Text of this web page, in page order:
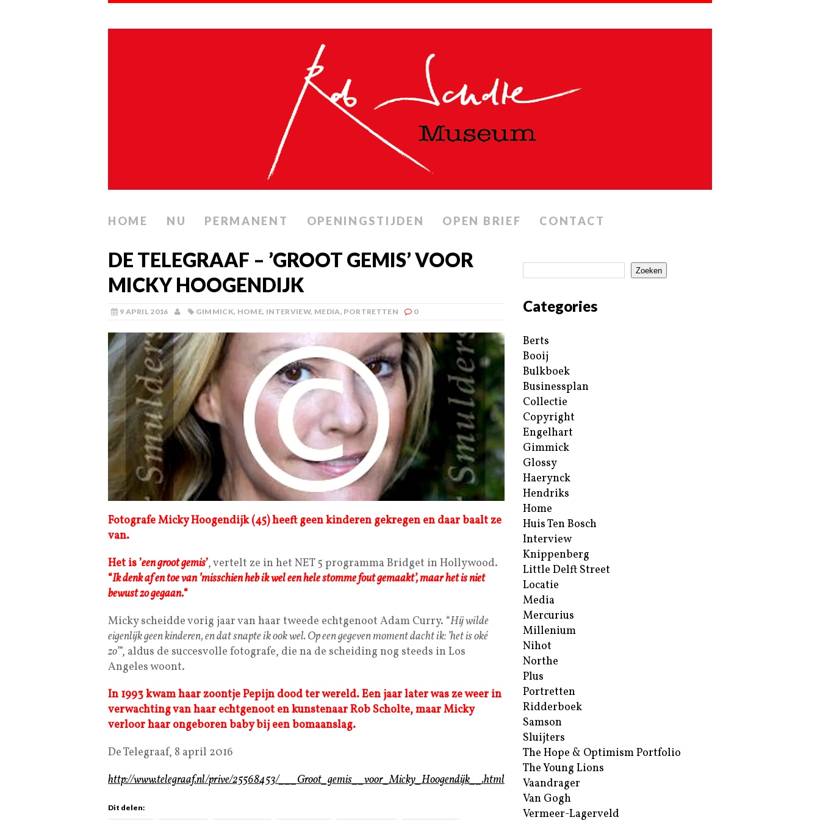
HOME NU PERMANENT OPENINGSTIJDEN OPEN BRIEF CONTACT
DE TELEGRAAF – ’GROOT GEMIS’ VOOR
MICKY HOOGENDIJK
9 APRIL 2016 GIMMICK, HOME, INTERVIEW, MEDIA, PORTRETTEN 0
Fotografe Micky Hoogendijk (45) heeft geen kinderen gekregen en daar baalt ze
van.
Het is ’een groot gemis’, vertelt ze in het NET 5 programma Bridget in Hollywood.
“Ik denk af en toe van ’misschien heb ik wel een hele stomme fout gemaakt’, maar het is niet
bewust zo gegaan.“
Micky scheidde vorig jaar van haar tweede echtgenoot Adam Curry. “Hij wilde
eigenlijk geen kinderen, en dat snapte ik ook wel. Op een gegeven moment dacht ik: ’het is oké
zo’”, aldus de succesvolle fotografe, die na de scheiding nog steeds in Los
Angeles woont.
In 1993 kwam haar zoontje Pepijn dood ter wereld. Een jaar later was ze weer in
verwachting van haar echtgenoot en kunstenaar Rob Scholte, maar Micky
verloor haar ongeboren baby bij een bomaanslag.
De Telegraaf, 8 april 2016
http://www.telegraaf.nl/prive/25568453/___Groot_gemis__voor_Micky_Hoogendijk__.html
Dit delen:
Zoeken
Categories
Berts
Booij
Bulkboek
Businessplan
Collectie
Copyright
Engelhart
Gimmick
Glossy
Haerynck
Hendriks
Home
Huis Ten Bosch
Interview
Knippenberg
Little Delft Street
Locatie
Media
Mercurius
Millenium
Nihot
Northe
Plus
Portretten
Ridderboek
Samson
Sluijters
The Hope & Optimism Portfolio
The Young Lions
Vaandrager
Van Gogh
Vermeer-Lagerveld